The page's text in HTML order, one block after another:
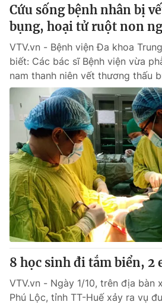
Cứu sống bệnh nhân bị
bụng, hoại tử ruột non
VTV.vn - Bệnh viện Đa khoa
biết: Các bác sĩ Bệnh viện vừa
nam thanh niên vết thương thấu
8 học sinh đi tắm biển, 2
VTV.vn - Ngày 1/10, trên địa bàn
Phú Lộc, tỉnh TT-Huế xảy ra vụ